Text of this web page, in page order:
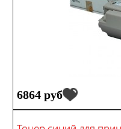
6864 руб